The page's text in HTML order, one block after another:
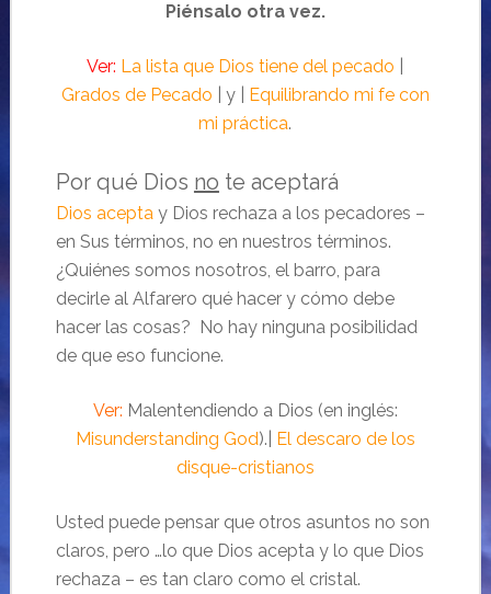
Piénsalo otra vez.
Ver: La lista que Dios tiene del pecado
Grados de Pecado | y |
Equilibrando mi fe con
mi práctica.
Por qué Dios no te aceptará
Dios aceptay Dios rechaza a los pecadores –
en Sus términos, no en nuestros términos.
¿Quiénes somos nosotros, el barro, para
decirle al Alfarero qué hacer y cómo debe
hacer las cosas? No hay ninguna posibilidad
de que eso funcione.
Ver: Malentendiendo a Dios (en inglés:
Misunderstanding God).|
El descaro de los
disque-cristianos
Usted puede pensar que otros asuntos no son
claros, pero …lo que Dios acepta y lo que Dios
rechaza – es tan claro como el cristal.